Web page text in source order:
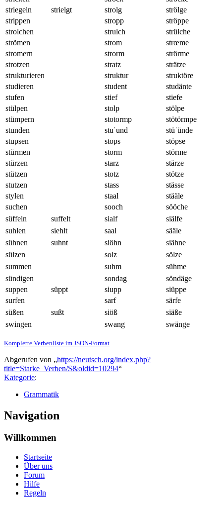
striegeln
strielgt strolg
strölge
strippen
stropp
ströppe
strolchen
strulch
strülche
strömen
strom
strœme
stromern
strorm
strörme
strotzen
stratz
strätze
strukturieren
struktur
struktöre
studieren
student
studänte
stufen
stief
stiefe
stülpen
stolp
stölpe
stümpern
stotormp
stötörmpe
stunden
stuˈund
stüˈünde
stupsen
stops
stöpse
stürmen
storm
störme
stürzen
starz
stärze
stützen
stotz
stötze
stutzen
stass
stässe
stylen
staal
stääle
suchen
sooch
sööche
süffeln
suffelt sialf
siälfe
suhlen
siehlt saal
sääle
sühnen
suhnt siöhn
siähne
sülzen
solz
sölze
summen
suhm
sühme
sündigen
sondag
söndäge
suppen
süppt siupp
siüppe
surfen
sarf
särfe
süßen
sußt siöß
siäße
swingen
swang swänge
Komplette Verbenliste im JSON-Format
Abgerufen von „https://neutsch.org/index.php?
title=Starke_Verben/S&oldid=10294“
Kategorie:
Grammatik
Navigation
Willkommen
Startseite
Über uns
Forum
Hilfe
Regeln